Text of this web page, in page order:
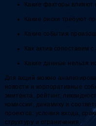
Какие факторы влияют
Какие риски требуют
Какие события
Как актив сопоставим
Какие данные нельзя
Для акций можно
новости и корпоративные
эмитента, рейтинг,
комиссии, динамику и
проектов: условия входа,
структуру и ограничения.